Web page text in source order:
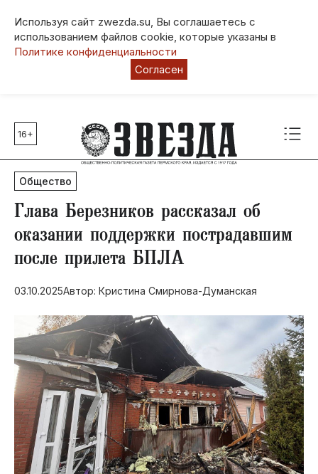
Используя сайт zwezda.su, Вы соглашаетесь с
использованием файлов cookie, которые указаны в
Политике конфиденциальности
Согласен
Главные темы
80 лет Победы
Молодежная столица РФ
СВО
Социальная поддержка
Инфраструктура
Благоустройство
16+
Общество
Глава Березников рассказал об
оказании поддержки пострадавшим
после прилета БПЛА
03.10.2025Автор: Кристина Смирнова-Думанская